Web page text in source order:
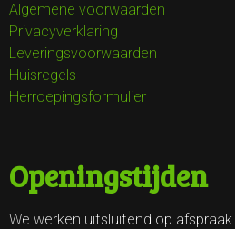
Algemene voorwaarden
Privacyverklaring
Leveringsvoorwaarden
Huisregels
Herroepingsformulier
Openingstijden
We werken uitsluitend op afspraak.